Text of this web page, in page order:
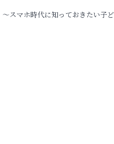
スマホ時代に知っておきたい子